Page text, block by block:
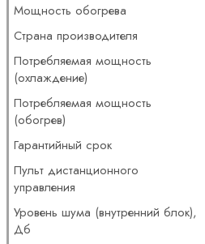
Мощность обогрева
Страна производителя
Потребляемая мощность
(охлаждение)
Потребляемая мощность
(обогрев)
Гарантийный срок
Пульт дистанционного
управления
Уровень шума (внутренний блок),
Дб